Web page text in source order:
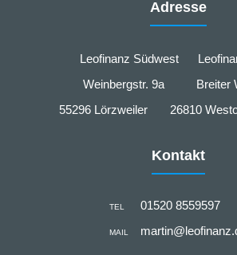
Adresse
Leofinanz Südwest
Weinbergstr. 9a Breiter
55296 Lörzweiler 26810
Kontakt
TEL 01520 8559597
MAIL